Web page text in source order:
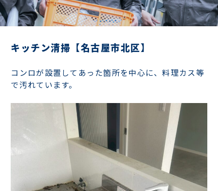
キッチン清掃【名古屋市北区】
コンロが設置してあった箇所を中心に、料理カス等
で汚れています。